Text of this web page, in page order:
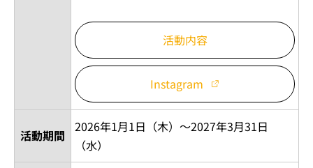
活動内容
Instagram
活動期間
2026年1月1日（木）～2027年3月31日
（水）